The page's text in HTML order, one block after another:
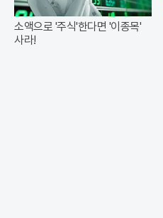
소액으로 '주식'한다면 '이종목'
사라!